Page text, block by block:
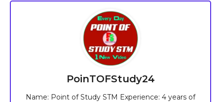
PoinTOFStudy24
Name: Point of Study STM Experience: 4 years of